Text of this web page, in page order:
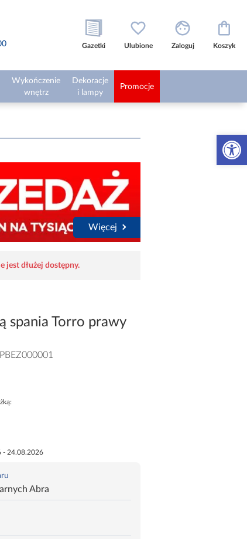
Otwórz
Gazetki Ulubione Zaloguj Koszyk
Wykończenie
wnętrz
Dekoracje
i lampy
Promocje
Więcej
jest dłużej dostępny.
spania Torro prawy
- 24.08.2026
Abra